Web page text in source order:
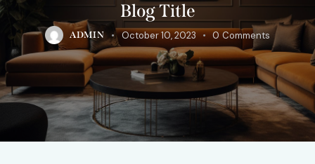
Blog Title
ADMIN October 10, 2023 0 Comments